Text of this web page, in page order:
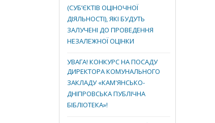
(СУБ’ЄКТІВ ОЦІНОЧНОЇ
ДІЯЛЬНОСТІ), ЯКІ БУДУТЬ
ЗАЛУЧЕНІ ДО ПРОВЕДЕННЯ
НЕЗАЛЕЖНОЇ ОЦІНКИ
УВАГА! КОНКУРС НА ПОСАДУ
ДИРЕКТОРА КОМУНАЛЬНОГО
ЗАКЛАДУ «КАМ'ЯНСЬКО-
ДНІПРОВСЬКА ПУБЛІЧНА
БІБЛІОТЕКА»!